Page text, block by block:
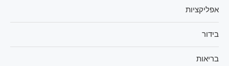
אפליקציות
בידור
בריאות